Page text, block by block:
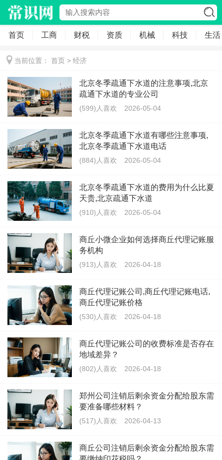
首页 工商 财税 资质 机械 科技 生活
当前位置： 首页 > 经济
北京冬季疏通下水道的注意事项,北京
疏通下水道的专业公司
(599)人喜欢 2026-05-04
北京冬季疏通下水道有哪些注意事项,
北京冬季疏通下水道电话
(884)人喜欢 2026-05-04
北京冬季疏通下水道的费用为什么比夏
天贵,北京疏通下水道
(910)人喜欢 2026-05-04
商丘小微企业如何选择商丘代理记账服
务机构
(913)人喜欢 2026-04-18
商丘代理记账公司,商丘代理记账电话,
商丘代理记账价格
(530)人喜欢 2026-04-18
商丘代理记账公司的收费标准是否存在
地域差异？
(802)人喜欢 2026-04-18
郑州公司注销后剩余资金分配给股东需
要准备哪些材料？
(517)人喜欢 2026-04-13
商丘公司注销后剩余资金分配给股东需